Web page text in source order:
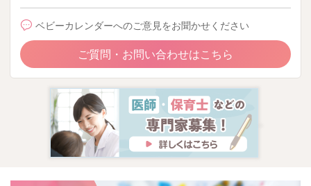
ベビーカレンダーへのご意見をお聞かせください
ご質問・お問い合わせはこちら